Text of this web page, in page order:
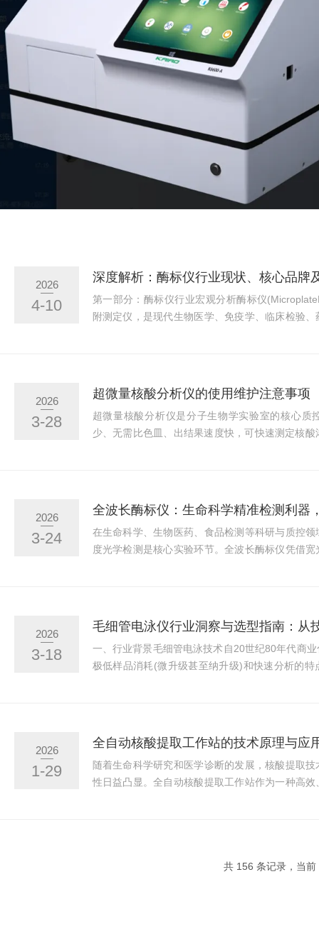
2026
4-10
第一部分：酶标仪行业宏观分析酶标仪
附测定仪，是现代生物医学、免疫学、临床检验
需求爆发，直接推动了酶标仪市场的扩容。特别
的实施，体外诊断(IVD)行业和新药...
2026
3-28
超微量核酸分析仪的使用维护注意事项
超微量核酸分析仪是分子生物学实验室的核心质
少、无需比色皿、出结果速度快，可快速测定核
质含量。制药行业：生物制药过程中，质量控制
纯度。基因工程：定量分析基因载体、目的基因，
2026
3-24
在生命科学、生物医药、食品检测等科研与质控
度光学检测是核心实验环节。全波长酶标仪凭借
开全面解读。一、核心价值：一机多用，突破检
紫外-可见分光光度法的高通量微孔板检测设备，
2026
3-18
毛细管电泳仪行业洞察与选型指南：从
一、行业背景毛细管电泳技术自20世纪80年代商
极低样品消耗(微升级甚至纳升级)和快速分析的
单抗、重组蛋白)的纯度分析、电荷异质性检测以
药典标准方法之一。二、毛细管电泳仪选购指...
2026
1-29
全自动核酸提取工作站的技术原理与应
随着生命科学研究和医学诊断的发展，核酸提取
性日益凸显。全自动核酸提取工作站作为一种高
至关重要的一步。工作站内配备先进的液体处理系
共 156 条记录，当